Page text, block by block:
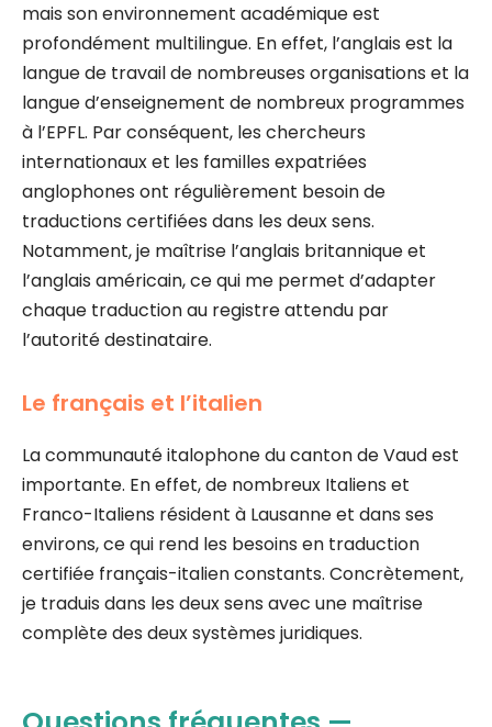
mais son environnement académique est
profondément multilingue. En effet, l’anglais est la
langue de travail de nombreuses organisations et la
langue d’enseignement de nombreux programmes
à l’EPFL. Par conséquent, les chercheurs
internationaux et les familles expatriées
anglophones ont régulièrement besoin de
traductions certifiées dans les deux sens.
Notamment, je maîtrise l’anglais britannique et
l’anglais américain, ce qui me permet d’adapter
chaque traduction au registre attendu par
l’autorité destinataire.
Le français et l’italien
La communauté italophone du canton de Vaud est
importante. En effet, de nombreux Italiens et
Franco-Italiens résident à Lausanne et dans ses
environs, ce qui rend les besoins en traduction
certifiée français-italien constants. Concrètement,
je traduis dans les deux sens avec une maîtrise
complète des deux systèmes juridiques.